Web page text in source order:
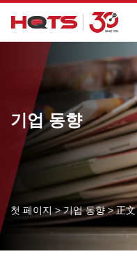
기업 동향
첫 페이지>기업 동향>正文